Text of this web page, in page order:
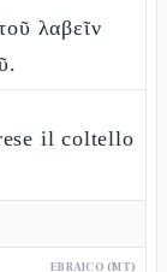
λαβεῖν
il coltello
EBRAICO (MT)